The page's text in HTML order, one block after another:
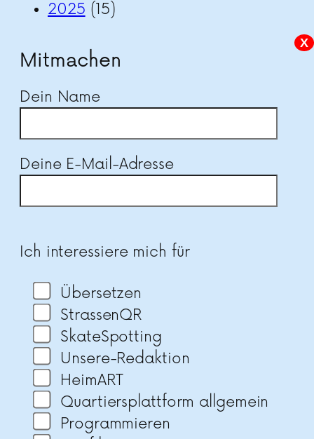
2025 (15)
X
Mitmachen
Dein Name
Deine E-Mail-Adresse
Ich interessiere mich für
Übersetzen
StrassenQR
SkateSpotting
Unsere-Redaktion
HeimART
Quartiersplattform allgemein
Programmieren